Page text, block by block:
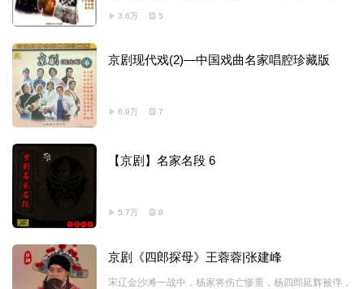
派。他对现代中国戏曲艺术的发展起了承前启后的作用。
曹操”，开创了以架子花脸主演大型剧目的先河，形成了
3.6万 5
京剧现代戏(2)—中国戏曲名家唱腔珍藏版
6.9万 7
【京剧】名家名段 6
5.7万 8
京剧《四郎探母》王蓉蓉|张建峰
宋辽金沙滩一战中，杨家将伤亡惨重，杨四郎延辉被俘，